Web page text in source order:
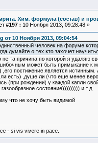
Хим. формула (состав) и
#197 : 10 Ноября 2013, 09:28:48 »
от 10 Ноября 2013, 09:04:54
человек на форуме
думайте о тех кто захочет
та причина по которой я удаляю
может быть примыкание к
,его постижение является
есть) ,душе ли (что еще менее
(при рождении) у каждой капли
состояние))))))))) и т.д.
что не хочу быть видимой
- si vis vivere in pace.